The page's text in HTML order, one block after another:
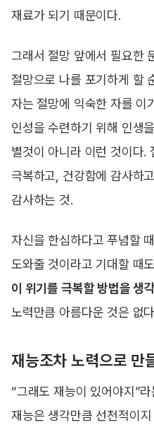
재료가 되기 때문이다.
그래서 절망 앞에서 필요한
절망으로 나를 포기하게 할
자는 절망에 익숙한 자를 이
인성을 수련하기 위해 인생
별것이 아니라 이런 것이다.
극복하고, 건강함에 감사하
감사하는 것.
자신을 한심하다고 푸념할
도와줄 것이라고 기대할 때
이 위기를 극복할 방법을 생
노력만큼 아름다운 것은 없
재능조차 노력으로 만
“그래도 재능이 있어야지”
재능은 생각만큼 선천적이